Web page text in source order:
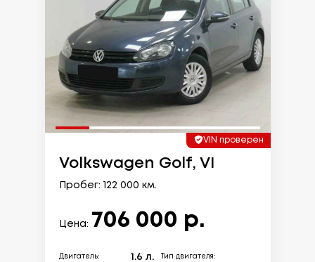
VIN проверен
Volkswagen Golf, VI
Пробег: 122 000 км.
Цена: 706 000 р.
Двигатель: 1.6 л. Тип двигателя: